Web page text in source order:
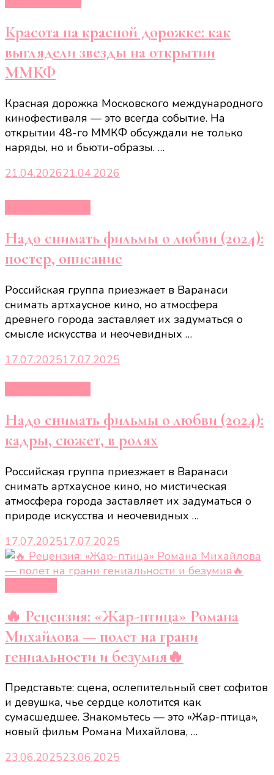
Красота на красной дорожке: как
выглядели звезды на открытии
ММКФ
Красная дорожка Московского международного
кинофестиваля — это всегда событие. На
открытии 48-го ММКФ обсуждали не только
наряды, но и бьюти-образы. …
21.04.202621.04.2026
Надо снимать фильмы о любви (2024):
постер, описание
Российская группа приезжает в Варанаси
снимать артхаусное кино, но атмосфера
древнего города заставляет их задуматься о
смысле искусства и неочевидных …
17.07.202517.07.2025
Надо снимать фильмы о любви (2024):
кадры, сюжет, в ролях
Российская группа приезжает в Варанаси
снимать артхаусное кино, но мистическая
атмосфера города заставляет их задуматься о
природе искусства и неочевидных …
17.07.202517.07.2025
🔥 Рецензия: «Жар-птица» Романа
Михайлова — полет на грани
гениальности и безумия🔥
Представьте: сцена, ослепительный свет софитов
и девушка, чье сердце колотится как
сумасшедшее. Знакомьтесь — это «Жар-птица»,
новый фильм Романа Михайлова, …
23.06.202523.06.2025